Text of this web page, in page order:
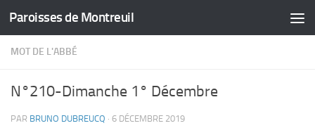
Skip to content
Paroisses de Montreuil
MOT DE L'ABBÉ
N°210-Dimanche 1° Décembre
PAR BRUNO DUBREUCQ · 6 DÉCEMBRE 2019